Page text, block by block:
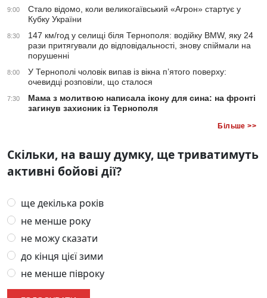
9:00
Стало відомо, коли великогаївський «Агрон» стартує у
Кубку України
8:30
147 км/год у селищі біля Тернополя: водійку BMW, яку 24
рази притягували до відповідальності, знову спіймали на
порушенні
8:00
У Тернополі чоловік випав із вікна п’ятого поверху:
очевидці розповіли, що сталося
7:30
Мама з молитвою написала ікону для сина: на фронті
загинув захисник із Тернополя
Більше >>
Скільки, на вашу думку, ще триватимуть
активні бойові дії?
ще декілька років
не менше року
не можу сказати
до кінця цієї зими
не менше півроку